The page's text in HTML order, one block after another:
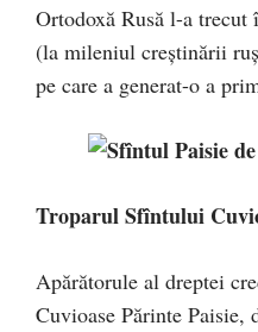
Ortodoxă Rusă l-a
(la mileniul creștinării
pe care a generat-o a
Troparul Sfîntului
Apărătorule al dreptei
Cuvioase Părinte